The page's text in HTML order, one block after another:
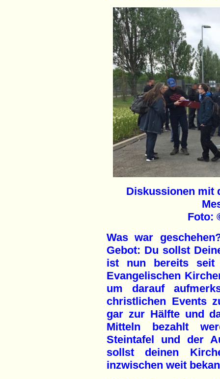
Diskussionen mit
Foto:
Was war
Gebot: Du sollst
ist nun bereits seit
Evangelischen
um darauf
christlichen Events
gar zur Hälfte und
Mitteln bezahlt
Steintafel und der
sollst deinen
inzwischen weit